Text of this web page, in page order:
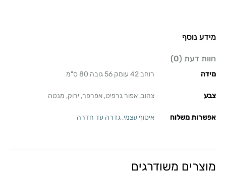
מידע נוסף
חוות דעת (0)
מידה רוחב 42 עומק 56 גובה 80 ס"מ
צבע צהוב, אפור גרפיט, אפרפר, ירוק, מנטה
אפשרות משלוח איסוף עצמי, גדרה עד חדרה
מוצרים משודרגים